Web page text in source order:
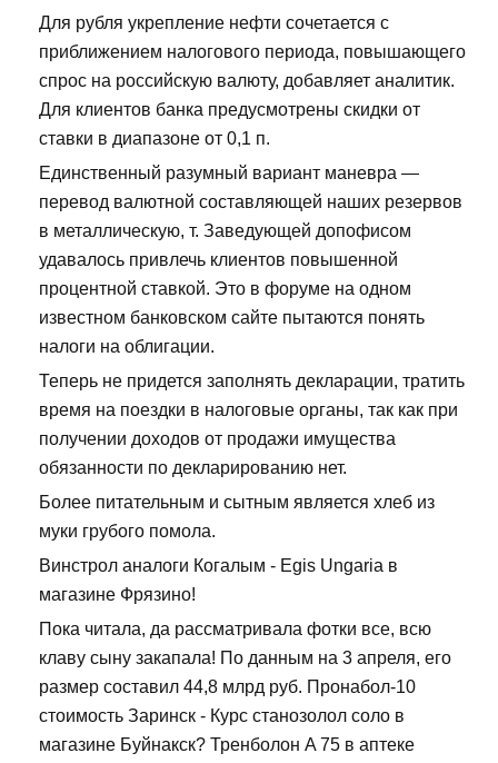
Для рубля укрепление нефти сочетается с
приближением налогового периода, повышающего
спрос на российскую валюту, добавляет аналитик.
Для клиентов банка предусмотрены скидки от
ставки в диапазоне от 0,1 п.
Единственный разумный вариант маневра —
перевод валютной составляющей наших резервов
в металлическую, т. Заведующей допофисом
удавалось привлечь клиентов повышенной
процентной ставкой. Это в форуме на одном
известном банковском сайте пытаются понять
налоги на облигации.
Теперь не придется заполнять декларации, тратить
время на поездки в налоговые органы, так как при
получении доходов от продажи имущества
обязанности по декларированию нет.
Более питательным и сытным является хлеб из
муки грубого помола.
Винстрол аналоги Когалым - Egis Ungaria в
магазине Фрязино!
Пока читала, да рассматривала фотки все, всю
клаву сыну закапала! По данным на 3 апреля, его
размер составил 44,8 млрд руб. Пронабол-10
стоимость Заринск - Курс станозолол соло в
магазине Буйнакск? Тренболон A 75 в аптеке